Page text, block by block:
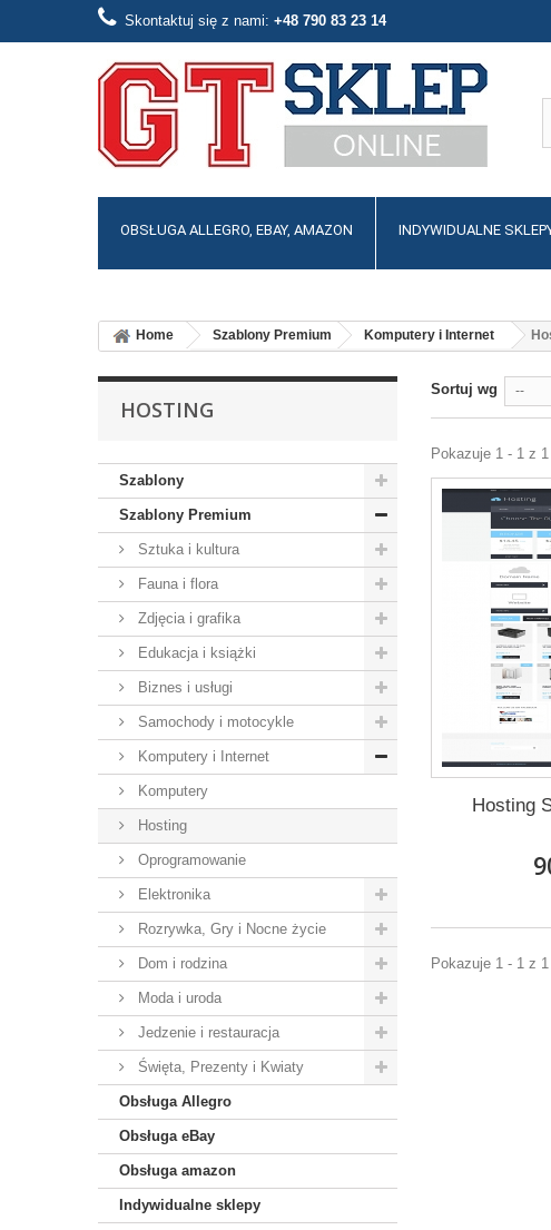
Skontaktuj się z nami: ​+48 790 83 23 14
OBSŁUGA ALLEGRO, EBAY, AMAZON INDYWIDUALNE
Home Szablony Premium Komputery i Internet
HOSTING
Szablony
Szablony Premium
Sztuka i kultura
Fauna i flora
Zdjęcia i grafika
Edukacja i książki
Biznes i usługi
Samochody i motocykle
Komputery i Internet
Komputery
Hosting
Oprogramowanie
Elektronika
Rozrywka, Gry i Nocne życie
Dom i rodzina
Moda i uroda
Jedzenie i restauracja
Święta, Prezenty i Kwiaty
Obsługa Allegro
Obsługa eBay
Obsługa amazon
Indywidualne sklepy
Sortuj wg --
Pokazuje 1 - 1 z
Hosting
Pokazuje 1 - 1 z